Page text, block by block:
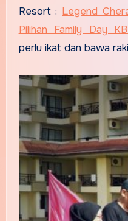
Resort : Legend
Pilihan Family Day
perlu ikat dan bawa